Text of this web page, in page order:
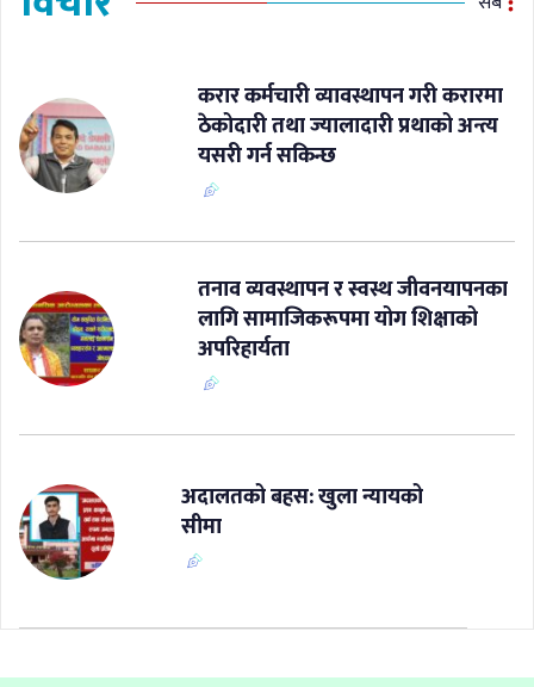
करार कर्मचारी व्यावस्थापन गरी करारमा
ठेकोदारी तथा ज्यालादारी प्रथाको अन्त्य
यसरी गर्न सकिन्छ
​तनाव व्यवस्थापन र स्वस्थ जीवनयापनका
लागि सामाजिकरूपमा योग शिक्षाको
अपरिहार्यता
अदालतको बहस: खुला न्यायको
सीमा